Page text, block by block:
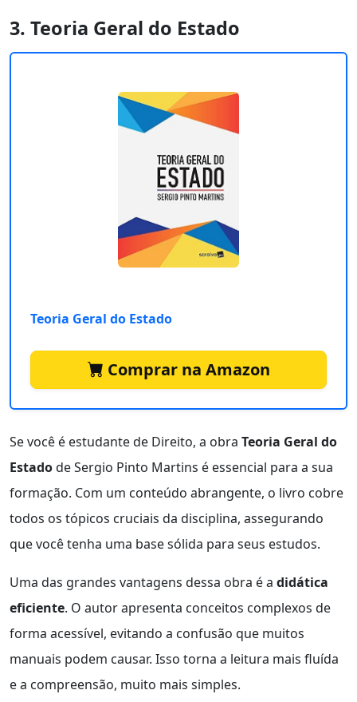
3. Teoria Geral do Estado
Teoria Geral do Estado
Comprar na Amazon
Se você é estudante de Direito, a obra Teoria Geral do
Estadode Sergio Pinto Martins é essencial para a sua
formação. Com um conteúdo abrangente, o livro cobre
todos os tópicos cruciais da disciplina, assegurando
que você tenha uma base sólida para seus estudos.
Uma das grandes vantagens dessa obra é a didática
eficiente. O autor apresenta conceitos complexos de
forma acessível, evitando a confusão que muitos
manuais podem causar. Isso torna a leitura mais fluída
e a compreensão, muito mais simples.